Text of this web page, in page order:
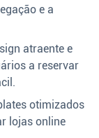
e a
atraente e
a reservar
otimizados
lojas online